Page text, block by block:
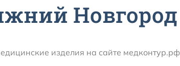
Новгород
изделия на сайте медконтур.рф